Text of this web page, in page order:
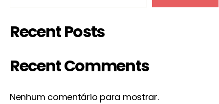
Recent Posts
Recent Comments
Nenhum comentário para mostrar.